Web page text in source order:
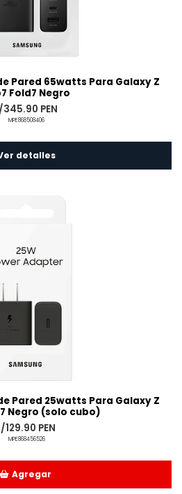
Pared 65watts Para Galaxy Z
Fold7 Negro
345.90 PEN
MPE868508406
detalles
Pared 25watts Para Galaxy Z
Negro (solo cubo)
129.90 PEN
MPE868456526
Agregar